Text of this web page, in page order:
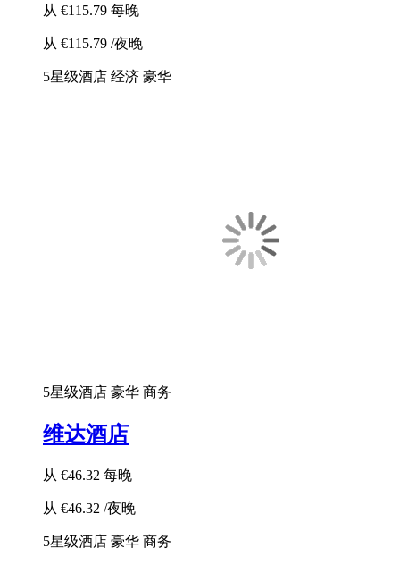
从 €115.79 每晚
从 €115.79 /夜晚
5星级酒店 经济 豪华
5星级酒店 豪华 商务
维达酒店
从 €46.32 每晚
从 €46.32 /夜晚
5星级酒店 豪华 商务